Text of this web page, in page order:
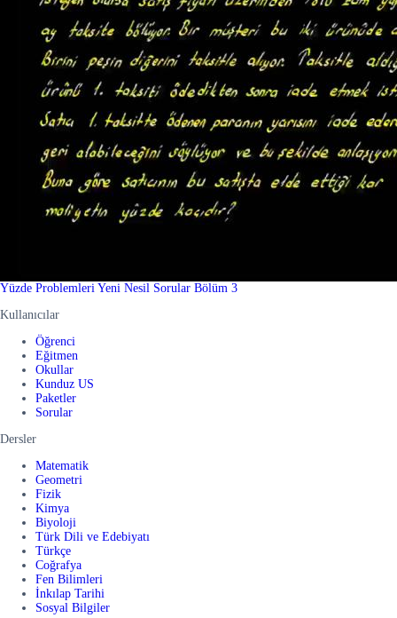
Yüzde Problemleri Yeni Nesil Sorular Bölüm 3
Kullanıcılar
Öğrenci
Eğitmen
Okullar
Kunduz US
Paketler
Sorular
Dersler
Matematik
Geometri
Fizik
Kimya
Biyoloji
Türk Dili ve Edebiyatı
Türkçe
Coğrafya
Fen Bilimleri
İnkılap Tarihi
Sosyal Bilgiler